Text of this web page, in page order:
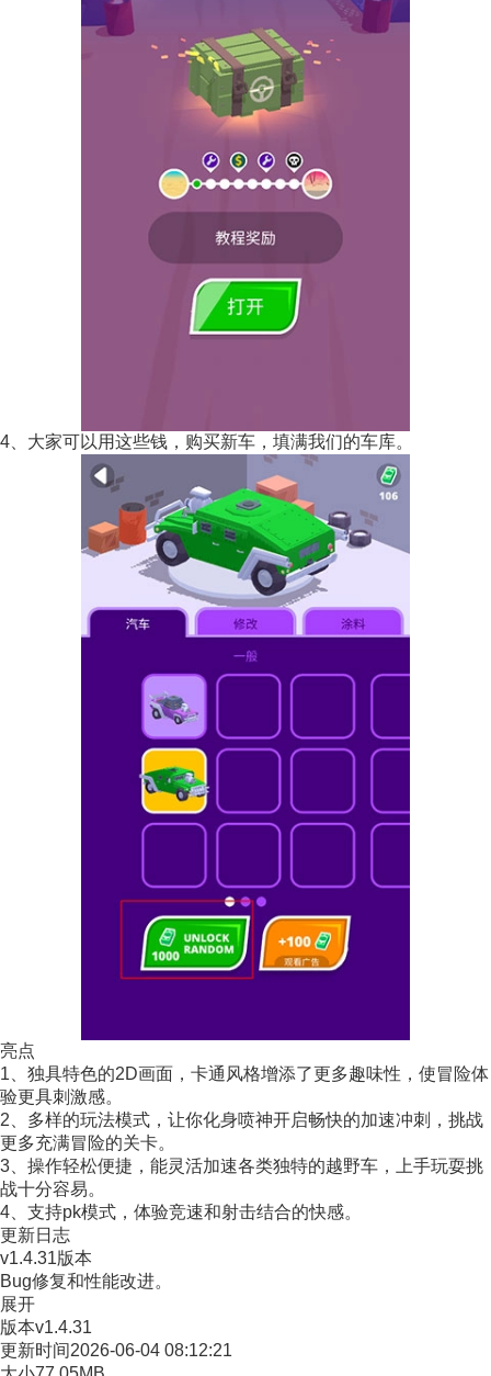
4、大家可以用这些钱，购买新车，填满我们的车库。
亮点
1、独具特色的2D画面，卡通风格增添了更多趣味性，使冒险体
验更具刺激感。
2、多样的玩法模式，让你化身喷神开启畅快的加速冲刺，挑战
更多充满冒险的关卡。
3、操作轻松便捷，能灵活加速各类独特的越野车，上手玩耍挑
战十分容易。
4、支持pk模式，体验竞速和射击结合的快感。
更新日志
v1.4.31版本
Bug修复和性能改进。
展开
版本v1.4.31
更新时间2026-06-04 08:12:21